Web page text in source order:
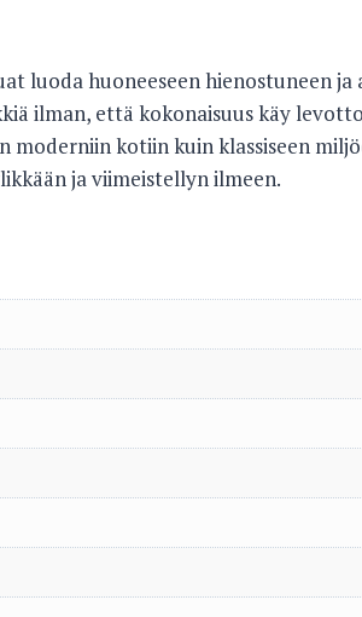
huoneeseen hienostuneen ja
ilman, että kokonaisuus käy
kotiin kuin klassiseen
ja viimeistellyn ilmeen.